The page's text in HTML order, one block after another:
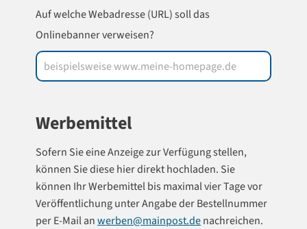
Auf welche Webadresse (URL) soll das
Onlinebanner verweisen?
Werbemittel
Sofern Sie eine Anzeige zur Verfügung stellen,
können Sie diese hier direkt hochladen. Sie
können Ihr Werbemittel bis maximal vier Tage vor
Veröffentlichung unter Angabe der Bestellnummer
per E-Mail anwerben@mainpost.denachreichen.